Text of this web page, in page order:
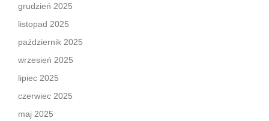
grudzień 2025
listopad 2025
październik 2025
wrzesień 2025
lipiec 2025
czerwiec 2025
maj 2025